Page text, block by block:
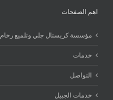
اهم الصفحات
مؤسسة كريستال جلي وتلميع رخام
خدمات
التواصل
خدمات الجبيل